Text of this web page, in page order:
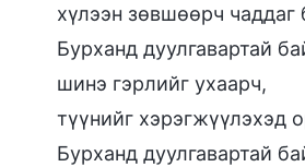
хүлээн зөвшөөрч чаддаг
Бурханд дуулгавартай
шинэ гэрлийг ухаарч,
түүнийг хэрэгжүүлэхэд
Бурханд дуулгавартай